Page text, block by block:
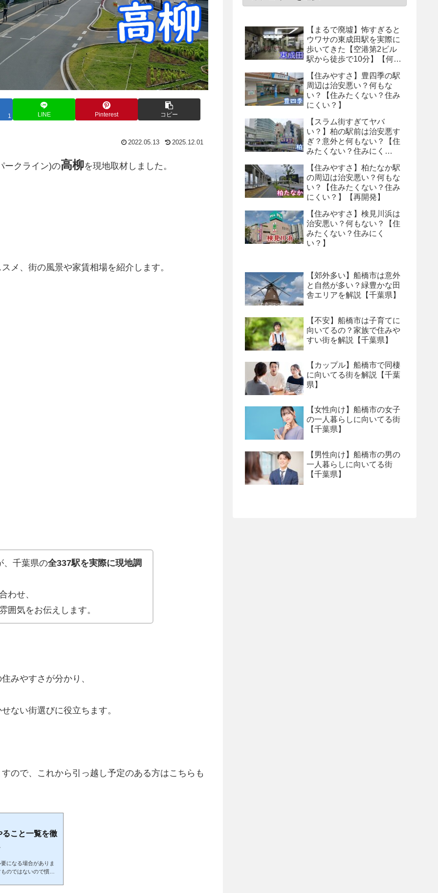
1 LINE Pinterest コピー
2022.05.13 2025.12.01
ークライン)の高柳を現地取材しました。
メ、街の風景や家賃相場を紹介します。
、千葉県の全337駅を実際に現地調
わせ、
囲気をお伝えします。
みやすさが分かり、
ない街選びに役立ちます。
ので、これから引っ越し予定のある方はこちらも
こと一覧を徹
になる場合がありま
のではないので慣れ
【まるで廃墟】怖すぎると
ウワサの東成田駅を実際に
歩いてきた【空港第2ビル
駅から徒歩で10分】【何も
出口】
【住みやすさ】豊四季の駅
周辺は治安悪い？何もな
い？【住みたくない？住み
にくい？】
【スラム街すぎてヤバ
い？】柏の駅前は治安悪す
ぎ？意外と何もない？【住
みたくない？住みにく
【住みやすさ】柏たなか駅
の周辺は治安悪い？何もな
い？【住みたくない？住み
にくい？】【再開発】
【住みやすさ】検見川浜は
治安悪い？何もない？【住
みたくない？住みにく
い？】
【郊外多い】船橋市は意外
と自然が多い？緑豊かな田
舎エリアを解説【千葉県】
【不安】船橋市は子育てに
向いてるの？家族で住みや
すい街を解説【千葉県】
【カップル】船橋市で同棲
に向いてる街を解説【千葉
県】
【女性向け】船橋市の女子
の一人暮らしに向いてる街
【千葉県】
【男性向け】船橋市の男の
一人暮らしに向いてる街
【千葉県】